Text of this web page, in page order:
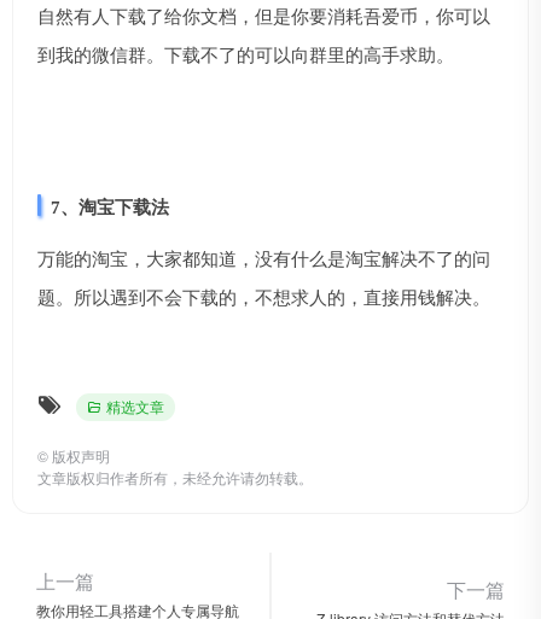
自然有人下载了给你文档，但是你要消耗吾爱币，你可以
到我的微信群。下载不了的可以向群里的高手求助。
7、淘宝下载法
万能的淘宝，大家都知道，没有什么是淘宝解决不了的问
题。所以遇到不会下载的，不想求人的，直接用钱解决。
精选文章
© 版权声明
文章版权归作者所有，未经允许请勿转载。
上一篇
教你用轻工具搭建个人专属导航
下一篇